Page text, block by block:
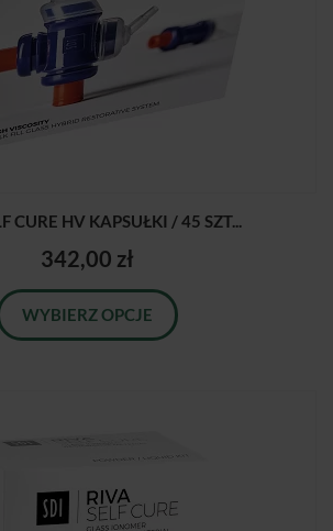
CURE HV KAPSUŁKI / 45 SZT...
342,00 zł
WYBIERZ OPCJE